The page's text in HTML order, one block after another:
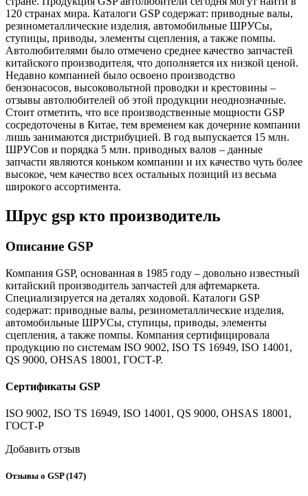
120 странах мира. Каталоги GSP содержат: приводные валы,
резинометаллические изделия, автомобильные ШРУСы,
ступицы, приводы, элементы сцепления, а также помпы.
Автолюбителями было отмечено среднее качество запчастей
китайского производителя, что дополняется их низкой ценой.
Недавно компанией было освоено производство
бензонасосов, высоковольтной проводки и крестовины –
отзывы автолюбителей об этой продукции неоднозначные.
Стоит отметить, что все производственные мощности GSP
сосредоточены в Китае, тем временем как дочерние компании
лишь занимаются дистрибуцией. В год выпускается 15 млн.
ШРУСов и порядка 5 млн. приводных валов – данные
запчасти являются коньком компании и их качество чуть более
высокое, чем качество всех остальных позиций из весьма
широкого ассортимента.
Шрус gsp кто производитель
Описание GSP
Компания GSP, основанная в 1985 году – довольно известный
китайский производитель запчастей для афтемаркета.
Специализируется на деталях ходовой. Каталоги GSP
содержат: приводные валы, резинометаллические изделия,
автомобильные ШРУСы, ступицы, приводы, элементы
сцепления, а также помпы. Компания сертифицировала
продукцию по системам ISO 9002, ISO TS 16949, ISO 14001,
QS 9000, OHSAS 18001, ГОСТ-Р.
Сертификаты GSP
ISO 9002, ISO TS 16949, ISO 14001, QS 9000, OHSAS 18001,
ГОСТ-Р
Добавить отзыв
Отзывы о GSP (147)